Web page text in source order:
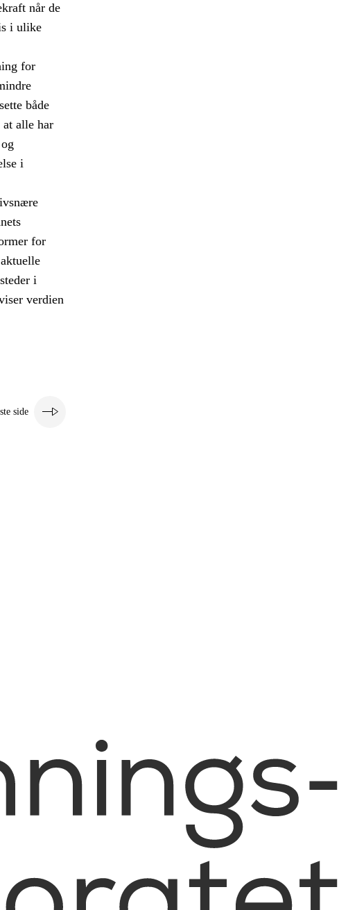
når de
i ulike
for
både
alle har
i
for
i
verdien
side